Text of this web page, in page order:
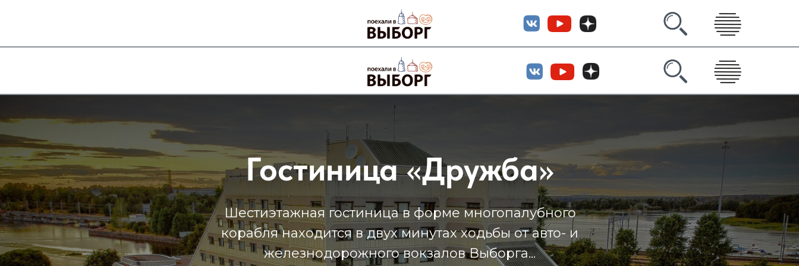
Гостиница«Дружба»
Шестиэтажная гостиница в форме многопалубного
корабля находится в двух минутах ходьбы от авто- и
железнодорожного вокзалов Выборга...